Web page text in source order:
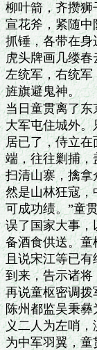
柳叶箭，齐攒
宣花斧，紧随
抓锤，各带在
虎头牌画几缕
左统军，右统
旌旗避鬼神。
当日童贯离了
大军屯住城外
居已了，侍立在
端，往往剿捕
扫清山寨，擒拿
然是山林狂寇
可成功绩。”童
误了国家大事，
备酒食供送。
且说宋江等已
到来，告示诸将
再说童枢密调
陈州都监吴秉
义二人为左哨
为中军羽翼，